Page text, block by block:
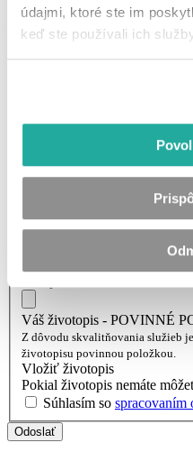
údajmi, ktoré ste im
keď ste používali ich
poprosíme o doplnenie údajov.
Vaše meno a priezvisko
Zadajte vaše celé meno.
Zadajte vašu e-mailovú adresu.
Zadajte miesto výkonu práce.
Chcem zadať presný čas
Preferovaný deň
Zadajte deň kontaktovania.
Preferovaný čas
Váš životopis - POVINNÉ
Z dôvodu skvalitňovania služieb
životopisu povinnou položkou.
Vložiť životopis
Pokial životopis nemáte
Súhlasím so spracovaním
Odoslať